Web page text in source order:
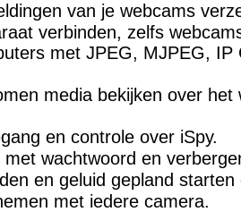
van je webcams
verbinden, zelfs
met JPEG, MJPEG, IP
media bekijken over het
en controle over iSpy.
met wachtwoord en
en geluid gepland
met iedere camera.